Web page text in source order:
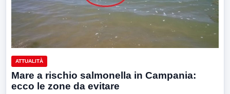
ATTUALITÀ
Mare a rischio salmonella in Campania:
ecco le zone da evitare